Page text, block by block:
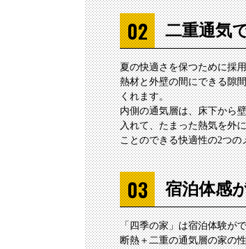
二重通気
夏の快適さを保つために採
熱材と外壁の間にできる隙
くれます。
内側の通気層は、床下から
入れて、たまった熱気を外
ことのできる快適性の2つの
宿泊体感
「四季の家」は宿泊体験が
断熱＋二重の通気層の家の